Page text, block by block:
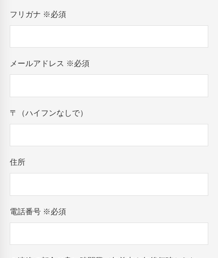
フリガナ ※必須
メールアドレス ※必須
〒（ハイフンなしで）
住所
電話番号 ※必須